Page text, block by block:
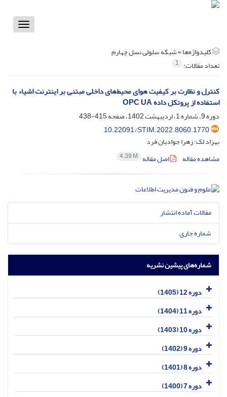
Toggle
کلیدواژه‌ها =شبکه سلولی نسل چهارم
تعداد مقالات: 1
کنترل و نظارت بر کیفیت هوای محیط‌های داخلی مبتنی بر اینترنت اشیاء با
استفاده از پروتکل داده OPC UA
دوره 9، شماره 1، اردیبهشت 1402، صفحه
415-438
10.22091/STIM.2022.8060.1770
بهزاد لک؛ زهرا جوادیان فرد
مشاهده مقاله
اصل مقاله 4.39 M
مقالات آماده انتشار
شماره جاری
شماره‌های پیشین نشریه
دوره 12 (1405)
دوره 11 (1404)
دوره 10 (1403)
دوره 9 (1402)
دوره 8 (1401)
دوره 7 (1400)